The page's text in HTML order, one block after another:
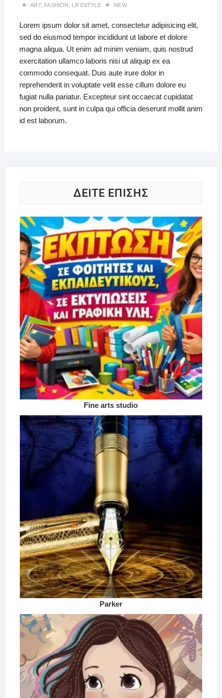
ART, FASHION LIFESTYLE NEW
Lorem ipsum dolor sit amet, consectetur adipisicing elit,
sed do eiusmod tempor incididunt ut labore et dolore
magna aliqua. Ut enim ad minim veniam, quis nostrud
exercitation ullamco laboris nisi ut aliquip ex ea
commodo consequat. Duis aute irure dolor in
reprehenderit in voluptate velit esse cillum dolore eu
fugiat nulla pariatur. Excepteur sint occaecat cupidatat
non proident, sunt in culpa qui officia deserunt mollit anim
id est laborum.
ΔΕΙΤΕ ΕΠΙΣΗΣ
Fine arts studio
Parker